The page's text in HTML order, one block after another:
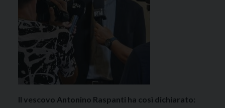
Il vescovo Antonino Raspanti ha così dichiarato: